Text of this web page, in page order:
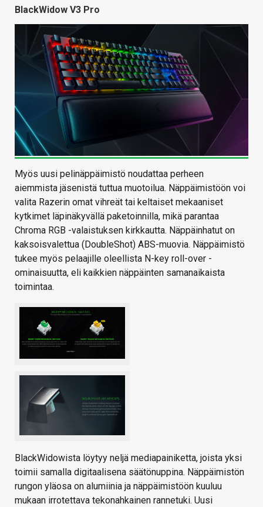
BlackWidow V3 Pro
Myös uusi pelinäppäimistö noudattaa perheen
aiemmista jäsenistä tuttua muotoilua. Näppäimistöön voi
valita Razerin omat vihreät tai keltaiset mekaaniset
kytkimet läpinäkyvällä paketoinnilla, mikä parantaa
Chroma RGB -valaistuksen kirkkautta. Näppäinhatut on
kaksoisvalettua (DoubleShot) ABS-muovia. Näppäimistö
tukee myös pelaajille oleellista N-key roll-over -
ominaisuutta, eli kaikkien näppäinten samanaikaista
toimintaa.
BlackWidowista löytyy neljä mediapainiketta, joista yksi
toimii samalla digitaalisena säätönuppina. Näppäimistön
rungon yläosa on alumiinia ja näppäimistöön kuuluu
mukaan irrotettava tekonahkainen rannetuki. Uusi